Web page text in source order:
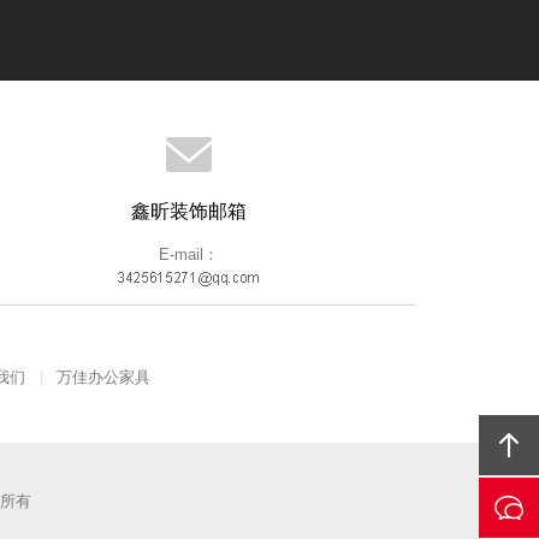
鑫昕装饰邮箱
E-mail：
们 万佳办公家具
有